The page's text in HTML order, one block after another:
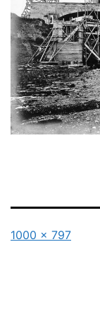
Originalgröße
1000 × 797